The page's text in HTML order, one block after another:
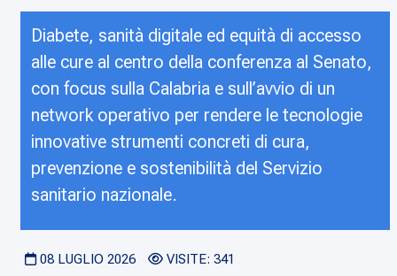
Diabete, sanità digitale ed equità di accesso
alle cure al centro della conferenza al Senato,
con focus sulla Calabria e sull’avvio di un
network operativo per rendere le tecnologie
innovative strumenti concreti di cura,
prevenzione e sostenibilità del Servizio
sanitario nazionale.
08 LUGLIO 2026 VISITE: 341